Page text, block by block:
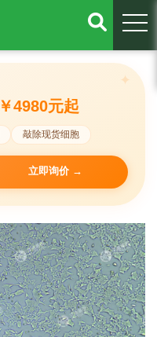
￥4980元起
敲除现货细胞
立即询价 →